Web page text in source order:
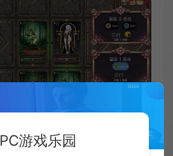
PC游戏乐园